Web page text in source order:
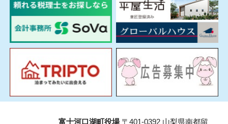
富士河口湖町役場〒401-0392 山梨県南都留